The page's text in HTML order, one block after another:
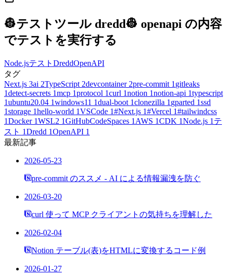
👷テストツール dredd👷 openapi の内容
でテストを実行する
Node.jsテスト DreddOpenAPI
タグ
Next.js 3ai 2TypeScript 2devcontainer 2pre-commit 1 gitleaks
1detect-secrets 1mcp 1protocol 1curl 1notion 1notion-api 1typescript
1ubuntu20.04 1windows11 1dual-boot 1clonezilla 1 gparted 1ssd
1storage 1hello-world 1VSCode 1#Next.js 1#Vercel 1#tailwindcss
1Docker 1WSL2 1GitHubCodeSpaces 1 AWS 1CDK 1Node.js 1 テ
スト 1Dredd 1OpenAPI 1
最新記事
2026-05-23
pre-commit のススメ - AI による情報漏洩を防ぐ
2026-03-20
curl 使って MCP クライアントの気持ちを理解した
2026-02-04
Notion テーブル(表)をHTMLに変換するコード例
2026-01-27